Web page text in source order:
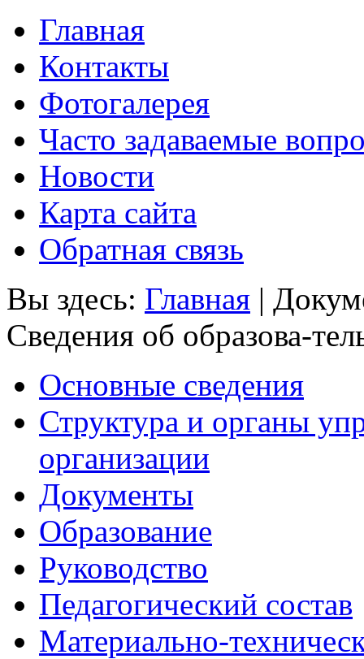
Главная
Контакты
Фотогалерея
Часто задаваемые
Новости
Карта сайта
Обратная связь
Вы здесь: Главная |
Сведения об образова-
Основные сведения
Структура и органы
организации
Документы
Образование
Руководство
Педагогический состав
Материально-